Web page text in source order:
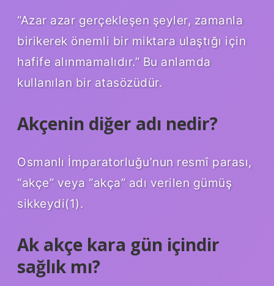
“Azar azar gerçekleşen şeyler, zamanla
birikerek önemli bir miktara ulaştığı için
hafife alınmamalıdır.” Bu anlamda
kullanılan bir atasözüdür.
Akçenin diğer adı nedir?
Osmanlı İmparatorluğu’nun resmî parası,
“akçe” veya “akça” adı verilen gümüş
sikkeydi(1).
Ak akçe kara gün içindir
sağlık mı?